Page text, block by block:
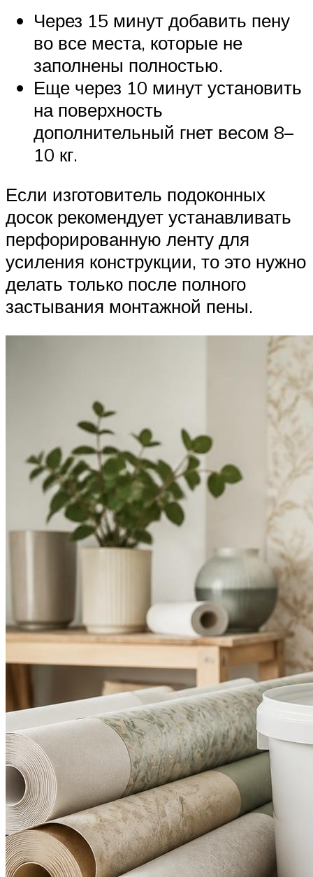
Через 15 минут добавить пену
во все места, которые не
заполнены полностью.
Еще через 10 минут установить
на поверхность
дополнительный гнет весом 8–
10 кг.
Если изготовитель подоконных
досок рекомендует устанавливать
перфорированную ленту для
усиления конструкции, то это нужно
делать только после полного
застывания монтажной пены.